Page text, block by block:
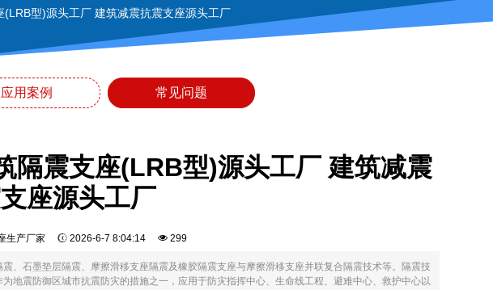
型)源头工厂 建筑减震抗震支座源头工厂
应用案例 常见问题
隔震支座(LRB型)源头工厂 建筑减震
座源头工厂
座生产厂家 2026-6-7 8:04:14 299
、石墨垫层隔震、摩擦滑移支座隔震及橡胶隔震支座与摩擦滑移支座并联复合隔震技术等。隔震技
地震防御区城市抗震防灾的措施之一，应用于防灾指挥中心、生命线工程、避难中心、救护中心以